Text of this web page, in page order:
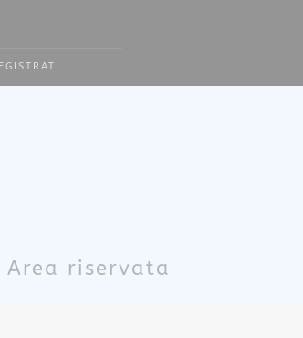
Area riservata